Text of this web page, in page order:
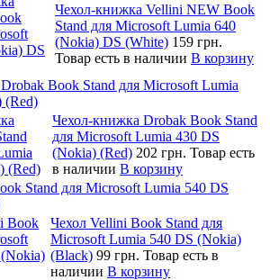
Чехол-книжка Vellini NEW Book
Stand для Microsoft Lumia 640
(Nokia) DS (White) 159 грн.
Товар есть в наличии В корзину
Book Stand для Microsoft Lumia
(Red)
Чехол-книжка Drobak Book Stand
для Microsoft Lumia 430 DS
(Nokia) (Red) 202 грн. Товар есть
в наличии В корзину
Stand для Microsoft Lumia 540 DS
Чехол Vellini Book Stand для
Microsoft Lumia 540 DS (Nokia)
(Black) 99 грн. Товар есть в
наличии В корзину